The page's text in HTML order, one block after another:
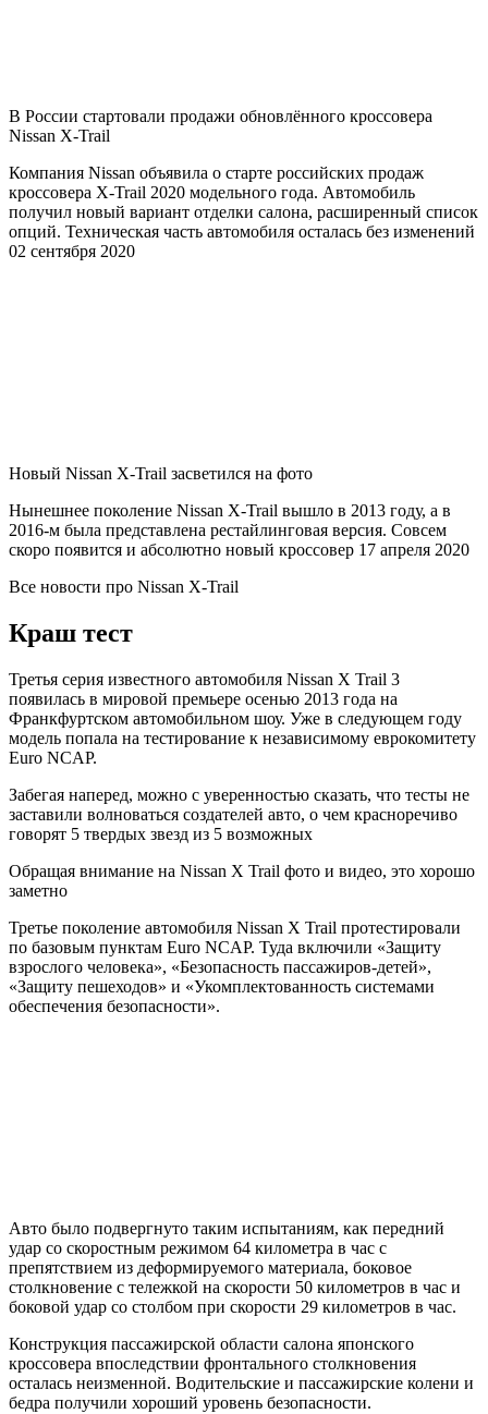
В России стартовали продажи обновлённого кроссовера
Nissan X-Trail
Компания Nissan объявила о старте российских продаж
кроссовера X-Trail 2020 модельного года. Автомобиль
получил новый вариант отделки салона, расширенный список
опций. Техническая часть автомобиля осталась без изменений
02 сентября 2020
Новый Nissan X-Trail засветился на фото
Нынешнее поколение Nissan X-Trail вышло в 2013 году, а в
2016-м была представлена рестайлинговая версия. Совсем
скоро появится и абсолютно новый кроссовер 17 апреля 2020
Все новости про Nissan X-Trail
Краш тест
Третья серия известного автомобиля Nissan X Trail 3
появилась в мировой премьере осенью 2013 года на
Франкфуртском автомобильном шоу. Уже в следующем году
модель попала на тестирование к независимому еврокомитету
Euro NCAP.
Забегая наперед, можно с уверенностью сказать, что тесты не
заставили волноваться создателей авто, о чем красноречиво
говорят 5 твердых звезд из 5 возможных
Обращая внимание на Nissan X Trail фото и видео, это хорошо
заметно
Третье поколение автомобиля Nissan X Trail протестировали
по базовым пунктам Euro NCAP. Туда включили «Защиту
взрослого человека», «Безопасность пассажиров-детей»,
«Защиту пешеходов» и «Укомплектованность системами
обеспечения безопасности».
Авто было подвергнуто таким испытаниям, как передний
удар со скоростным режимом 64 километра в час с
препятствием из деформируемого материала, боковое
столкновение с тележкой на скорости 50 километров в час и
боковой удар со столбом при скорости 29 километров в час.
Конструкция пассажирской области салона японского
кроссовера впоследствии фронтального столкновения
осталась неизменной. Водительские и пассажирские колени и
бедра получили хороший уровень безопасности.